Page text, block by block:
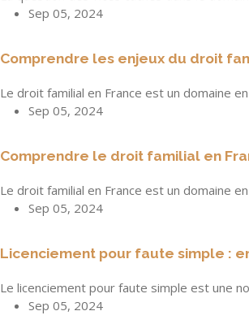
Sep 05, 2024
Comprendre les enjeux du droit
Le droit familial en France est un domaine
Sep 05, 2024
Comprendre le droit familial en
Le droit familial en France est un domaine
Sep 05, 2024
Licenciement pour faute simple :
Le licenciement pour faute simple est une
Sep 05, 2024